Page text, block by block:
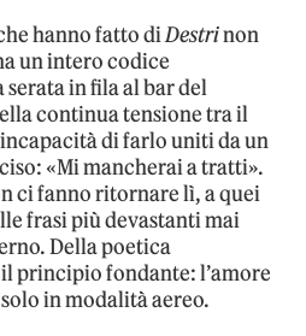
hanno fatto diDestrinon
un intero codice
serata in fila al bar del
continua tensione tra il
di farlo uniti da un
«Mi mancherai a tratti».
ci fanno ritornare lì, a quei
frasi più devastanti mai
Della poetica
principio fondante: l’amore
in modalità aereo.